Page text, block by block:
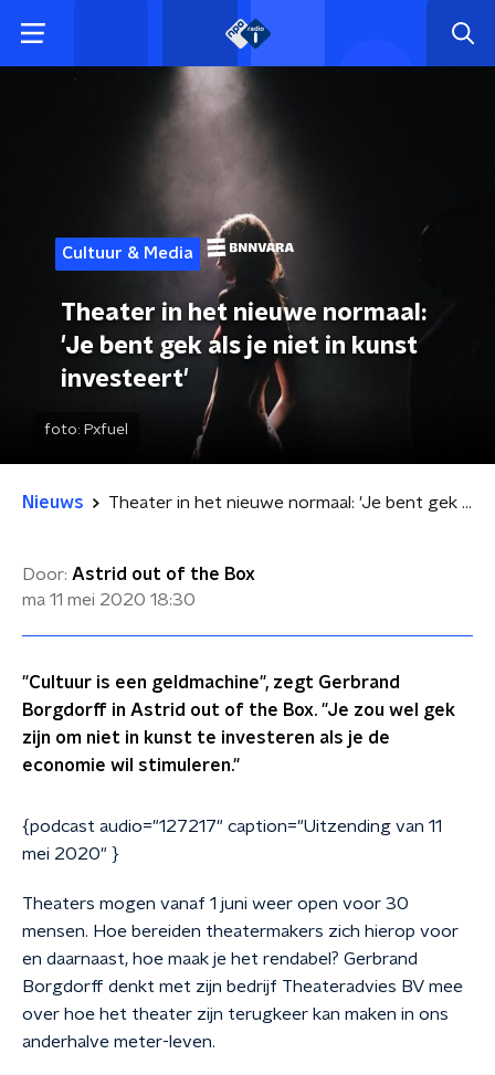
Cultuur & Media
Theater in het nieuwe normaal:
'Je bent gek als je niet in kunst
investeert'
foto: Pxfuel
Nieuws Theater in het nieuwe normaal: 'Je bent gek als je niet in kunst investeert'
Door: Astrid out of the Box
ma 11 mei 2020 18:30
"Cultuur is een geldmachine", zegt Gerbrand
Borgdorff in Astrid out of the Box. "Je zou wel gek
zijn om niet in kunst te investeren als je de
economie wil stimuleren."
{podcast audio="127217" caption="Uitzending van 11
mei 2020" }
Theaters mogen vanaf 1 juni weer open voor 30
mensen. Hoe bereiden theatermakers zich hierop voor
en daarnaast, hoe maak je het rendabel? Gerbrand
Borgdorff denkt met zijn bedrijf Theateradvies BV mee
over hoe het theater zijn terugkeer kan maken in ons
anderhalve meter-leven.